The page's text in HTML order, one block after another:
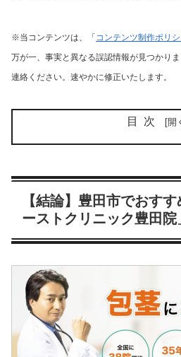
※当コンテンツは、「 コンテンツ制作ポリ
万が一、事実と異なる誤認情報が見つかり
連絡ください。速やかに修正いたします。
目次
【結論】豊田市でおす
ーストクリニック豊田院